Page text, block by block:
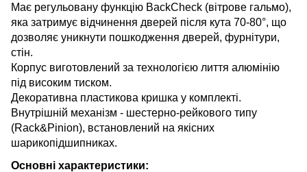
Має регульовану функцію BackCheck (вітрове гальмо),
яка затримує відчинення дверей після кута 70-80°, що
дозволяє уникнути пошкодження дверей, фурнітури,
стін.
Корпус виготовлений за технологією лиття алюмінію
під високим тиском.
Декоративна пластикова кришка у комплекті.
Внутрішній механізм - шестерно-рейкового типу
(Rack&Pinion), встановлений на якісних
шарикопідшипниках.
Основні характеристики: